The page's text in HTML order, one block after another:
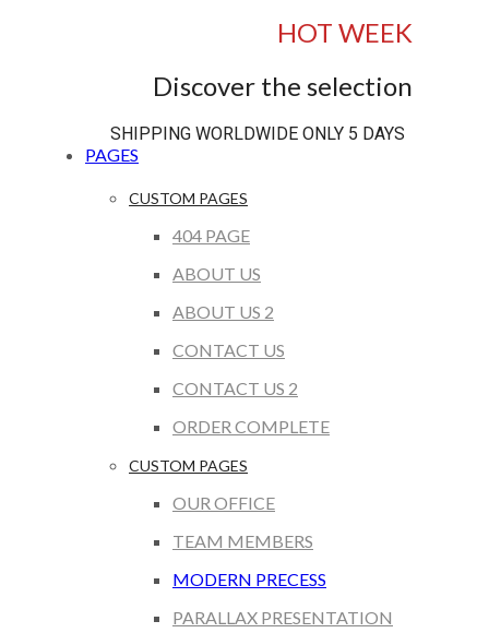
HOT WEEK
Discover the selection
SHIPPING WORLDWIDE ONLY 5 DAYS
PAGES
CUSTOM PAGES
404 PAGE
ABOUT US
ABOUT US 2
CONTACT US
CONTACT US 2
ORDER COMPLETE
CUSTOM PAGES
OUR OFFICE
TEAM MEMBERS
MODERN PRECESS
PARALLAX PRESENTATION